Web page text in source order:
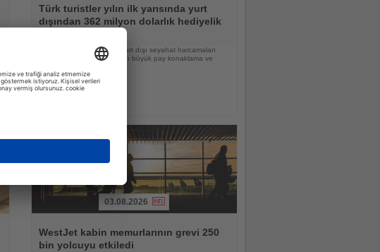
Oku
Türk turistler yılın ilk yarısında yurt
dışından 362 milyon dolarlık hediyelik
Ocak-haziran döneminde yurt dışı seyahat harcamaları
5,19 milyar dolar olurken, en büyük pay konaklama ve
Oku
03.08.2026
WestJet kabin memurlarının grevi 250
bin yolcuyu etkiledi